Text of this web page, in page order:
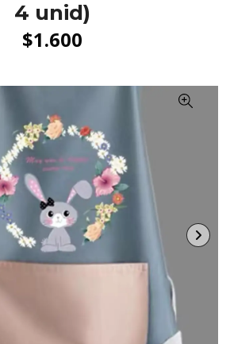
4 unid)
$1.600